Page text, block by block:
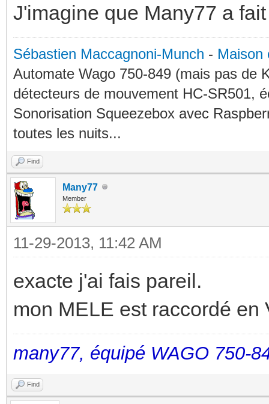
J'imagine que Many77 a
Sébastien Maccagnoni-Munch - Maison
Automate Wago 750-849 (mais pas de
détecteurs de mouvement HC-SR501,
Sonorisation Squeezebox avec
toutes les nuits...
Find
Many77
Member
11-29-2013, 11:42 AM
exacte j'ai fais pareil.
mon MELE est raccordé en
many77, équipé WAGO 750-
Find